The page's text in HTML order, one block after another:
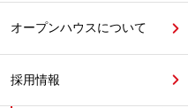
オープンハウスについて
採用情報